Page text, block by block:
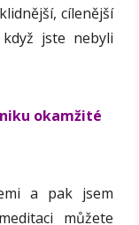
cílenější
jste nebyli
okamžité
a pak jsem
můžete